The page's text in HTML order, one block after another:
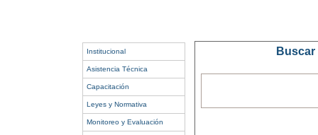
Institucional
Asistencia Técnica
Capacitación
Leyes y Normativa
Monitoreo y Evaluación